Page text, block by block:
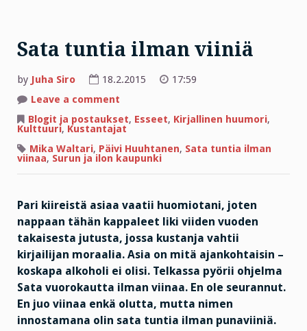
Sata tuntia ilman viiniä
by Juha Siro 18.2.2015
17:59
Leave a comment
tuntia
ilman
Blogit ja postaukset, Esseet, Kirjallinen huumori,
Kulttuuri, Kustantajat
Mika Waltari, Päivi Huuhtanen, Sata tuntia ilman
viinaa, Surun ja ilon kaupunki
Pari kiireistä asiaa vaatii huomiotani, joten
nappaan tähän kappaleet liki viiden vuoden
takaisesta jutusta, jossa kustanja vahtii
kirjailijan moraalia. Asia on mitä ajankohtaisin –
koskapa alkoholi ei olisi. Telkassa pyörii ohjelma
Sata vuorokautta ilman viinaa. En ole seurannut.
En juo viinaa enkä olutta, mutta nimen
innostamana olin sata tuntia ilman punaviiniä.